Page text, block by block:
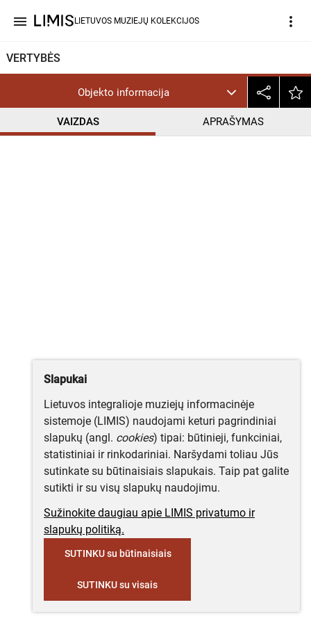
menu LIETUVOS MUZIEJŲ KOLEKCIJOS more_vert
VERTYBĖS
Objekto informacija
VAIZDAS APRAŠYMAS
Slapukai
Lietuvos integralioje muziejų informacinėje
sistemoje (LIMIS) naudojami keturi pagrindiniai
slapukų (angl. cookies) tipai: būtinieji, funkciniai,
statistiniai ir rinkodariniai. Naršydami toliau Jūs
sutinkate su būtinaisiais slapukais. Taip pat galite
sutikti ir su visų slapukų naudojimu.
Sužinokite daugiau apie LIMIS privatumo ir
slapukų politiką.
SUTINKU su būtinaisiais
SUTINKU su visais